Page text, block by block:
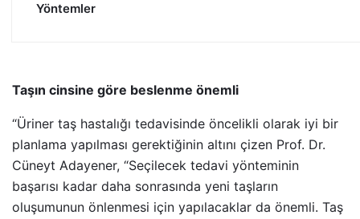
Yöntemler
Taşın cinsine göre beslenme önemli
“Üriner taş hastalığı tedavisinde öncelikli olarak iyi bir
planlama yapılması gerektiğinin altını çizen Prof. Dr.
Cüneyt Adayener, “Seçilecek tedavi yönteminin
başarısı kadar daha sonrasında yeni taşların
oluşumunun önlenmesi için yapılacaklar da önemli. Taş